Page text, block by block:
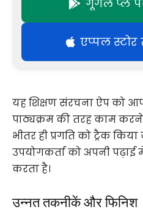
गूगल प्ले
एप्पल
यह शिक्षण संरचना ऐप को
पाठ्यक्रम की तरह काम
भीतर ही प्रगति को ट्रैक
उपयोगकर्ता को अपनी
करता है।
उन्नत तकनीकें और फिनिश